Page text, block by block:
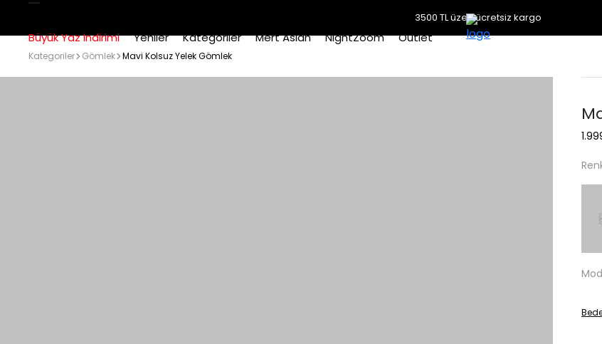
3500 TL üzeri ücretsiz kargo
Büyük Yaz İndirimi Yeniler Kategoriler Mert Aslan NightZoom Outlet
Kategoriler Gömlek Mavi Kolsuz Yelek Gömlek